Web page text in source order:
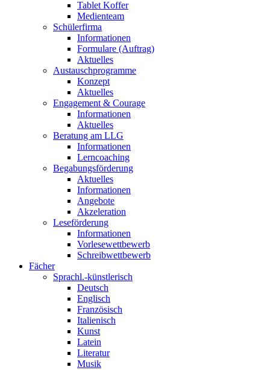
Tablet Koffer
Medienteam
Schülerfirma
Informationen
Formulare (Auftrag)
Aktuelles
Austauschprogramme
Konzept
Aktuelles
Engagement & Courage
Informationen
Aktuelles
Beratung am LLG
Informationen
Lerncoaching
Begabungsförderung
Aktuelles
Informationen
Angebote
Akzeleration
Leseförderung
Informationen
Vorlesewettbewerb
Schreibwettbewerb
Fächer
Sprachl.-künstlerisch
Deutsch
Englisch
Französisch
Italienisch
Kunst
Latein
Literatur
Musik